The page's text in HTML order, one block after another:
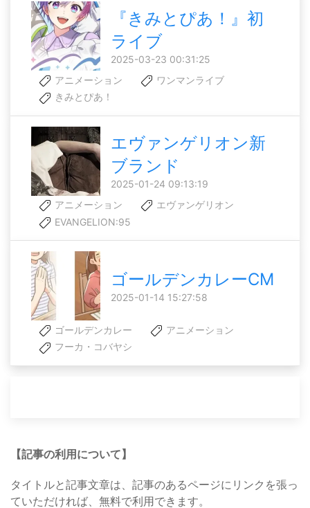
『きみとぴあ！』初
ライブ
2025-03-23 00:31:25
アニメーション
ワンマンライブ
きみとぴあ！
エヴァンゲリオン新
ブランド
2025-01-24 09:13:19
アニメーション
エヴァンゲリオン
EVANGELION:95
ゴールデンカレーCM
2025-01-14 15:27:58
ゴールデンカレー
アニメーション
フーカ・コバヤシ
【記事の利用について】
タイトルと記事文章は、記事のあるページにリンクを張っ
ていただければ、無料で利用できます。